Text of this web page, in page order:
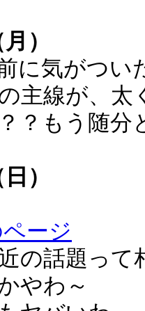
）
に気がつい
主線が、
？もう随分
）
ージ
の話題って
やわ～